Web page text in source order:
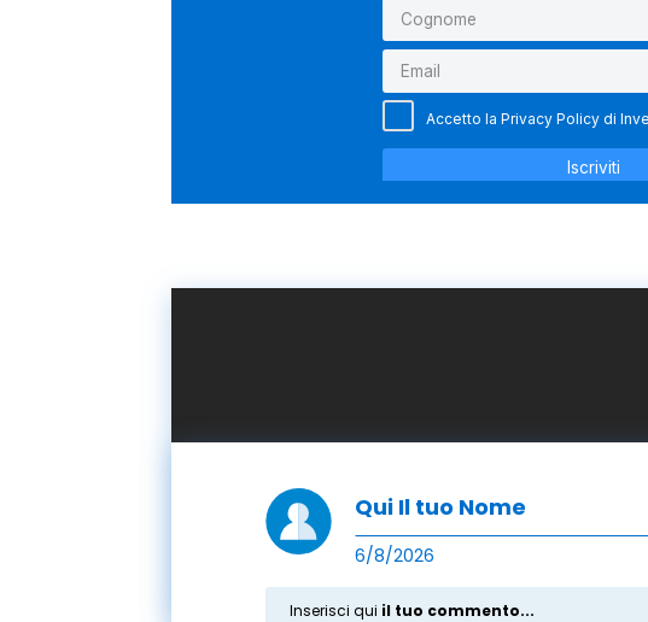
Qui Il tuo Nome
6/8/2026
Inserisci qui il tuo commento...